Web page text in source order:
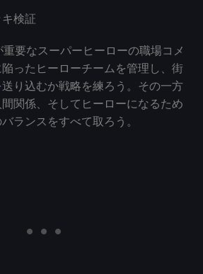
要なスーパーヒーローの職場コメ
ったヒーローチームを管理し、街
り込むか戦略を練ろう。その一方
関係、そしてヒーローになるため
ランスをすべて取ろう。